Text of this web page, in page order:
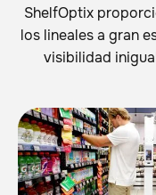
ShelfOptix
los lineales a gran
visibilidad